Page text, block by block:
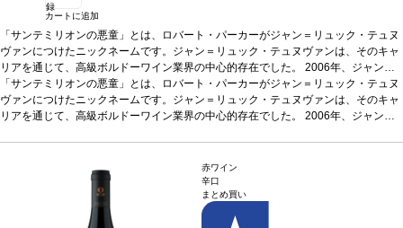
録
カートに追加
「サンテミリオンの悪童」とは、ロバート・パーカーがジャン＝リュック・テュヌ
ヴァンにつけたニックネームです。ジャン＝リュック・テュヌヴァンは、そのキャ
リアを通じて、高級ボルドーワイン業界の中心的存在でした。 2006年、ジャン・
リュック・テュヌヴァンの娘がこの土地を購入し、ドメーヌ・ヴィルジニー・テュ
ヌヴァン（L'Enclos de Virginie）と命名しました。テイスティングノート素晴ら
しくジューシーで、ブラックベリーやブルーベリーの複雑な層が感じられる。ミデ
キ/炒飯/肉じゃが/すきやき/豚角煮/焼きナス/焼き鳥/牛丼/ダック）
サスティナブル HVE3認証 *本ヴィンテージが在庫切れの場合、在庫
があり価格が同様の場合は自動的に次のヴィンテージに変更されます、ご了承くだ
「サンテミリオンの悪童」とは、ロバート・パーカーがジャン＝リュック・テュヌ
ヴァンにつけたニックネームです。ジャン＝リュック・テュヌヴァンは、そのキャ
リアを通じて、高級ボルドーワイン業界の中心的存在でした。 2006年、ジャン・
しくジューシーで、ブラックベリーやブルーベリーの複雑な層が感じられる。ミデ
ィアムからフルボディの味わいに、滑らかなタンニンを持つ。by ジェームス・サッ
赤身肉：フランスやイタリアン料理、中華、和食（焼肉/ステー
キ/炒飯/肉じゃが/すきやき/豚角煮/焼きナス/焼き鳥/牛丼/ダック）
赤ワイン
辛口
まとめ買い